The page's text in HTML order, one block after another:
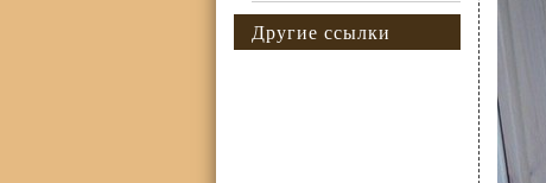
Другие ссылки